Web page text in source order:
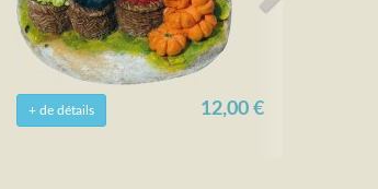
+ de détails 12,00 €